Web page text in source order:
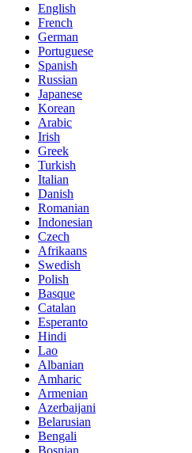
English
French
German
Portuguese
Spanish
Russian
Japanese
Korean
Arabic
Irish
Greek
Turkish
Italian
Danish
Romanian
Indonesian
Czech
Afrikaans
Swedish
Polish
Basque
Catalan
Esperanto
Hindi
Lao
Albanian
Amharic
Armenian
Azerbaijani
Belarusian
Bengali
Bosnian